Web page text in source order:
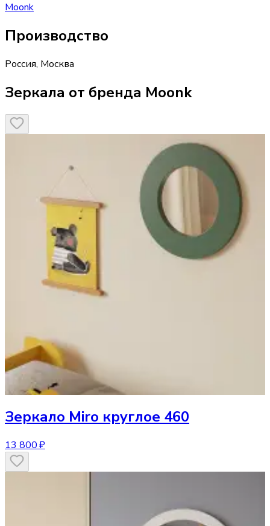
Moonk
Производство
Россия, Москва
Зеркала от бренда Moonk
Зеркало Miro круглое 460
13 800 ₽